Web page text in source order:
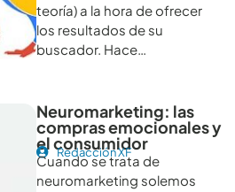
teoría) a la hora de ofrecer
los resultados de su
buscador. Hace…
Neuromarketing: las
compras emocionales y
el consumidor
Redacción XF
Cuando se trata de
neuromarketing solemos